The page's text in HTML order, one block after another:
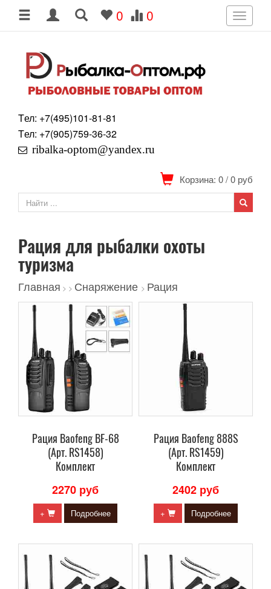
0 0
Toggle
Tел: +7(495)101-81-81
Tел: +7(905)759-36-32
ribalka-optom@yandex.ru
Корзина: 0/0 руб
Рация для рыбалки охоты
туризма
Главная > > Снаряжение > Рация
Рация Baofeng BF-68
(Арт. RS1458)
Комплект
2270 руб
+ Подробнее
Рация Baofeng 888S
(Арт. RS1459)
Комплект
2402 руб
+ Подробнее